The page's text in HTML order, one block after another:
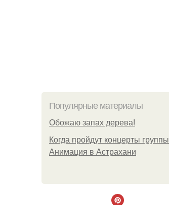
Популярные материалы
Обожaю зaпах деpева!
Когда пройдут концерты группы
Анимация в Астрахани